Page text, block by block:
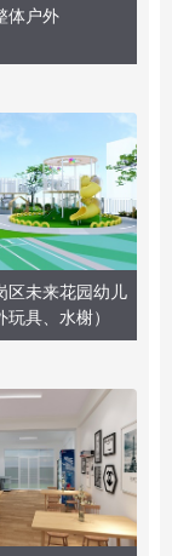
体户外
区未来花园幼儿
玩具、水榭）